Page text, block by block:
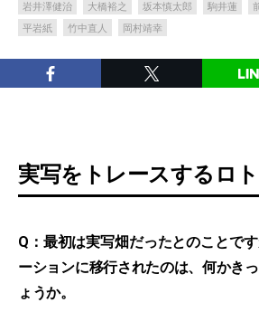
岩井澤健治
大橋裕之 坂本慎太郎 駒井蓮
平岩紙
竹中直人 岡村靖幸
実写をトレースするロ
Q：最初は実写畑だったとのことで
ーションに移行されたのは、何かき
ょうか。